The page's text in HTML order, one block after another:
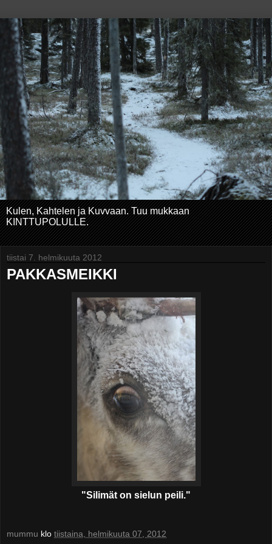
Kulen, Kahtelen ja Kuvvaan. Tuu mukkaan
KINTTUPOLULLE.
tiistai 7. helmikuuta 2012
PAKKASMEIKKI
"Silimät on sielun peili."
mummu klo tiistaina, helmikuuta 07, 2012